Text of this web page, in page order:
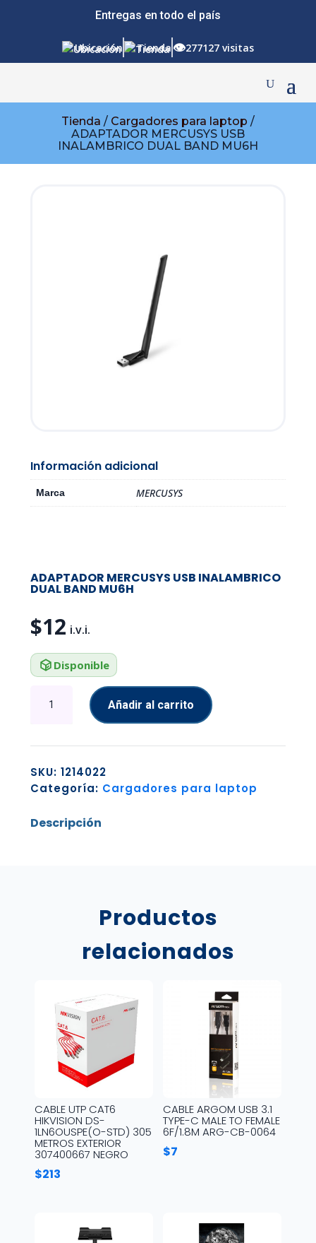
Entregas en todo el país
Ubicación Tienda 👁277127 visitas
Tienda / Cargadores para laptop /
ADAPTADOR MERCUSYS USB
INALAMBRICO DUAL BAND MU6H
Información adicional
Marca MERCUSYS
ADAPTADOR MERCUSYS USB INALAMBRICO
DUAL BAND MU6H
$12
Disponible
ADAPTADOR
MERCUSYS
BAND
MU6H
Añadir al carrito
SKU: 1214022
Categoría: Cargadores para laptop
Descripción
Productos
relacionados
CABLE UTP CAT6
HIKVISION DS-
1LN6OUSPE(O-STD) 305
METROS EXTERIOR
307400667 NEGRO
$213
CABLE ARGOM USB 3.1
TYPE-C MALE TO FEMALE
6F/1.8M ARG-CB-0064
$7